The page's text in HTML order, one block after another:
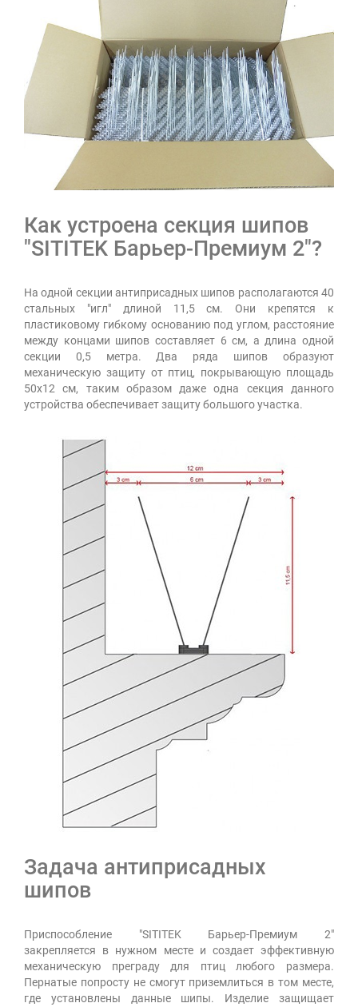
Как устроена секция шипов
"SITITEK Барьер-Премиум 2"?
На одной секции антиприсадных шипов располагаются 40
стальных "игл" длиной 11,5 см. Они крепятся к
пластиковому гибкому основанию под углом, расстояние
между концами шипов составляет 6 см, а длина одной
секции 0,5 метра. Два ряда шипов образуют
механическую защиту от птиц, покрывающую площадь
50х12 см, таким образом даже одна секция данного
устройства обеспечивает защиту большого участка.
Задача антиприсадных
шипов
Приспособление "SITITEK Барьер-Премиум 2"
закрепляется в нужном месте и создает эффективную
механическую преграду для птиц любого размера.
Пернатые попросту не смогут приземлиться в том месте,
где установлены данные шипы. Изделие защищает